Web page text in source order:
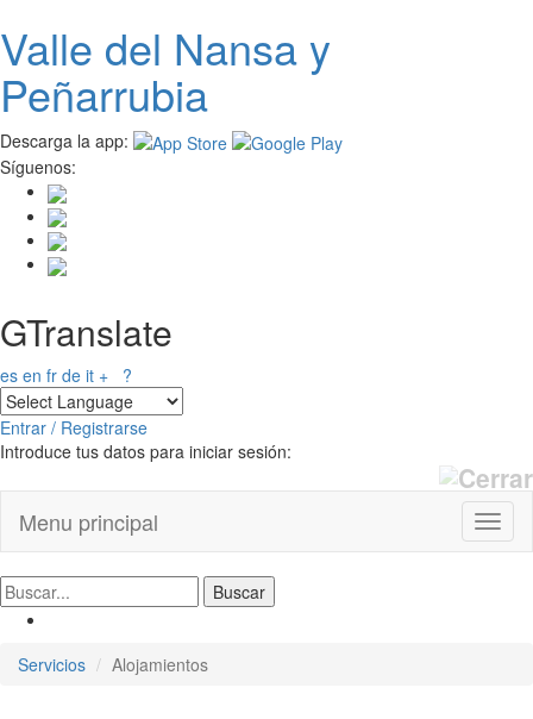
Pasar
al
contenido
principal
Valle del Nansay
Peñarrubia
Descarga la app:
Síguenos:
GTranslate
es en fr de it + ?
Entrar / Registrarse
Introduce tus datos para iniciar sesión:
Menu principal
Servicios Alojamientos